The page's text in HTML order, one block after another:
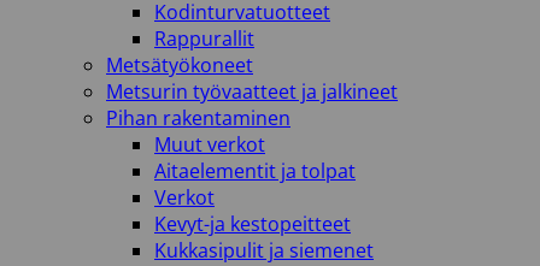
Kodinturvatuotteet
Rappurallit
Metsätyökoneet
Metsurin työvaatteet ja jalkineet
Pihan rakentaminen
Muut verkot
Aitaelementit ja tolpat
Verkot
Kevyt-ja kestopeitteet
Kukkasipulit ja siemenet